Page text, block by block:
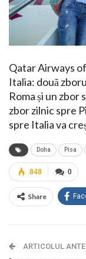
Qatar Airways
Italia: două
Roma și un zbor
zbor zilnic spre
spre Italia va
Doha Pisa
0
848
Share
ARTICOLUL